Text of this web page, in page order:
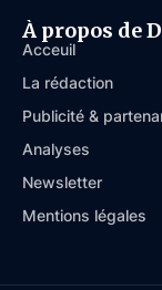
À propos de
Acceuil
La rédaction
Publicité &
Analyses
Newsletter
Mentions légales